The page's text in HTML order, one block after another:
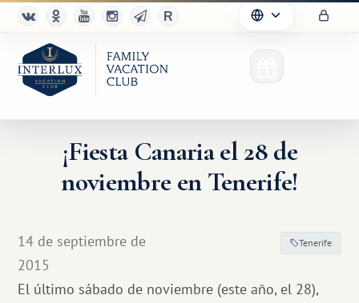
¡Fiesta Canaria el 28 de
noviembre en Tenerife!
14 de septiembre de
2015
Tenerife
El último sábado de noviembre (este año, el 28),